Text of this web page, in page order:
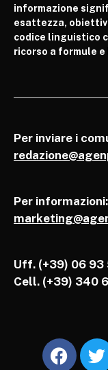
informazione
esattezza,
codice linguistico
ricorso a formule
Per inviare i
Per informazioni:
Uff. (+39) 06
Cell. (+39) 340